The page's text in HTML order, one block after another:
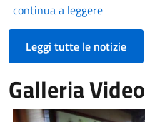
continua a leggere
Leggi tutte le notizie
Galleria Video